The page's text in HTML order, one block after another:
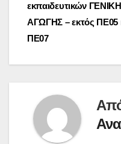
εκπαιδευτικών
ΑΓΩΓΗΣ – εκτός ΠΕ05
ΠΕ07